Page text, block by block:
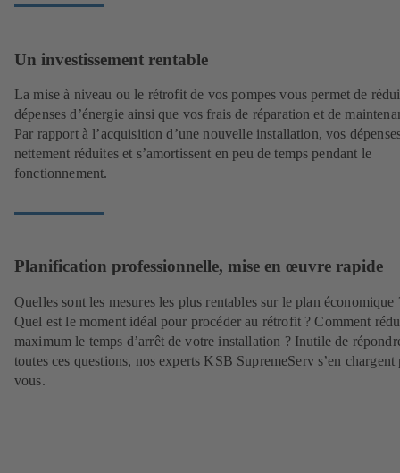
Un investissement rentable
La mise à niveau ou le rétrofit de vos pompes vous permet de
dépenses d’énergie ainsi que vos frais de réparation et de
Par rapport à l’acquisition d’une nouvelle installation, vos
nettement réduites et s’amortissent en peu de temps pendant le
fonctionnement.
Planification professionnelle, mise en œuvre rapide
Quelles sont les mesures les plus rentables sur le plan économique
Quel est le moment idéal pour procéder au rétrofit ? Comment
maximum le temps d’arrêt de votre installation ? Inutile de
toutes ces questions, nos experts KSB SupremeServ s’en chargent
vous.